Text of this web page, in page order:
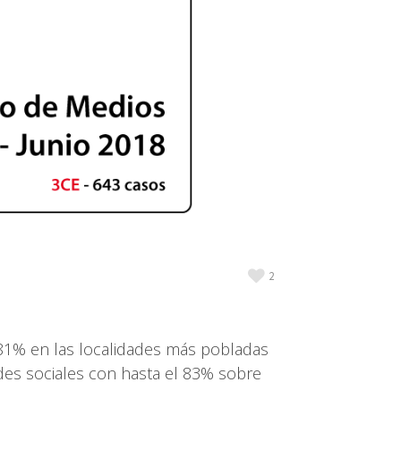
2
en las localidades más pobladas
sociales con hasta el 83% sobre